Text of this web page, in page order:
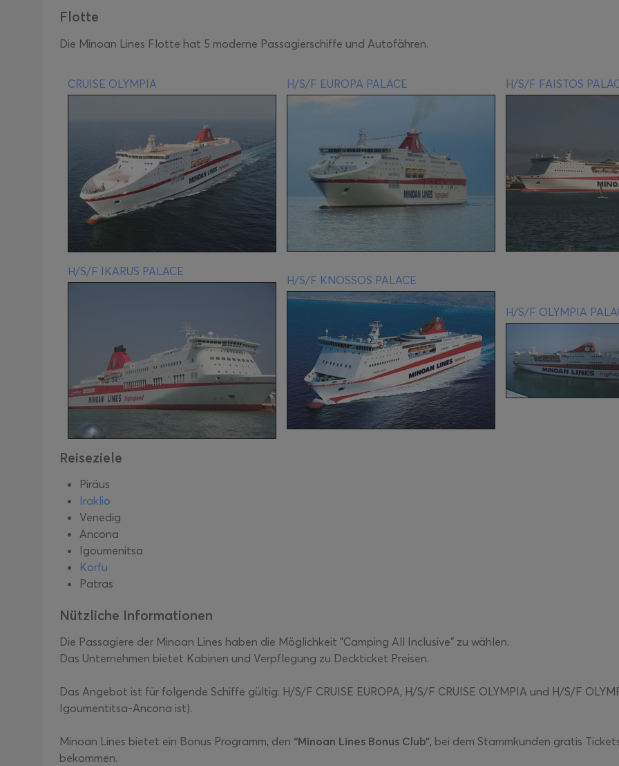
Flotte
Die Minoan Lines Flotte hat 5 moderne Passagierschiffe und Autofähren.
CRUISE OLYMPIA H/S/F EUROPA PALACE H/S/F FAISTOS
H/S/F IKARUS PALACE
H/S/F KNOSSOS PALACE
H/S/F OLYMPIA
Reiseziele
Piräus
Iraklio
Venedig
Ancona
Igoumenitsa
Korfu
Patras
Nützliche Informationen
Die Passagiere der Minoan Lines haben die Möglichkeit "Camping All Inclusive" zu wählen.
Das Unternehmen bietet Kabinen und Verpflegung zu Deckticket Preisen.
Das Angebot ist für folgende Schiffe gültig: H/S/F CRUISE EUROPA, H/S/F CRUISE OLYMPIA und H/S/F
Igoumentitsa-Ancona ist).
Minoan Lines bietet ein Bonus Programm, den “Minoan Lines Bonus Club”, bei dem Stammkunden gratis
bekommen.